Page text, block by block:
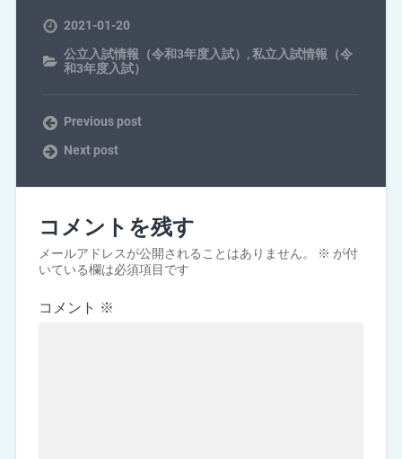
2021-01-20
公立入試情報（令和3年度入試） ,私立入試情報（令
和3年度入試）
Previous post
Next post
コメントを残す
メールアドレスが公開されることはありません。 ※ が付
いている欄は必須項目です
コメント ※